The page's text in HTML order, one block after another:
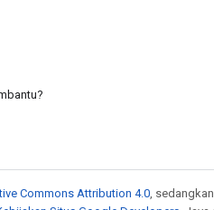
Commons Attribution 4.0 ,